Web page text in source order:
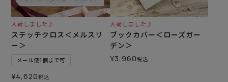
入荷しました♪
ステッチクロス＜メルスリ
ー＞
メール便1個まで可
¥4,620税込
入荷しました♪
ブックカバー＜ローズガー
デン＞
¥3,960税込